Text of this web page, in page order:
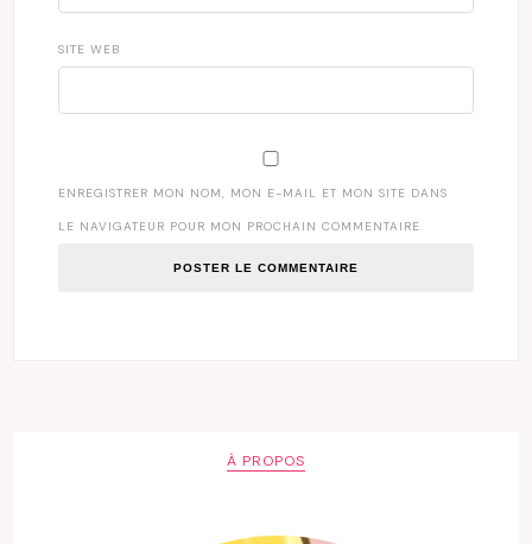
SITE WEB
ENREGISTRER MON NOM, MON E-MAIL ET MON SITE DANS
LE NAVIGATEUR POUR MON PROCHAIN COMMENTAIRE.
À PROPOS